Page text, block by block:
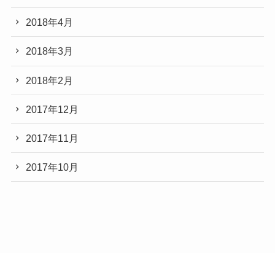
2018年4月
2018年3月
2018年2月
2017年12月
2017年11月
2017年10月